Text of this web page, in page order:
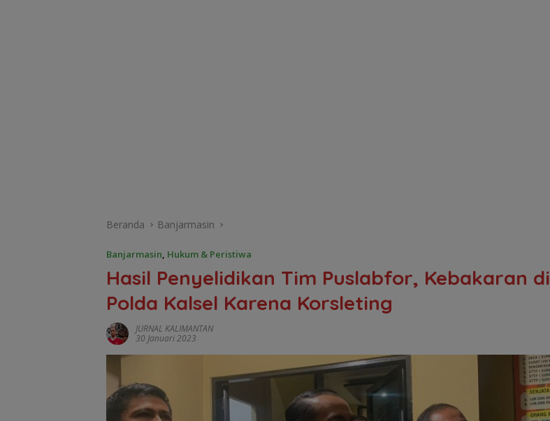
Beranda Banjarmasin
Banjarmasin, Hukum & Peristiwa
Hasil Penyelidikan Tim Puslabfor, Kebakaran di
Polda Kalsel Karena Korsleting
JURNAL KALIMANTAN
30 Januari 2023